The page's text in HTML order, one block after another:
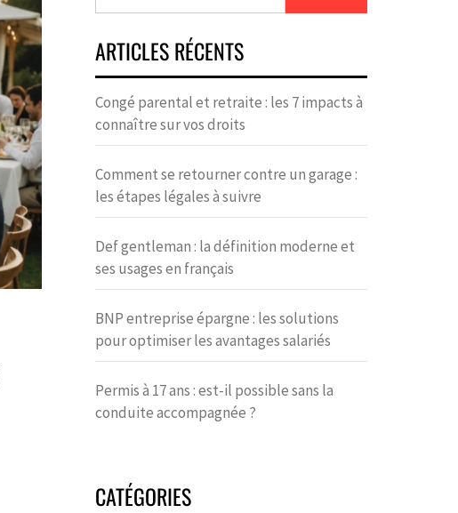
ARTICLES RÉCENTS
Congé parental et retraite : les 7 impacts à
connaître sur vos droits
Comment se retourner contre un garage :
les étapes légales à suivre
Def gentleman : la définition moderne et
ses usages en français
BNP entreprise épargne : les solutions
pour optimiser les avantages salariés
Permis à 17 ans : est-il possible sans la
conduite accompagnée ?
CATÉGORIES